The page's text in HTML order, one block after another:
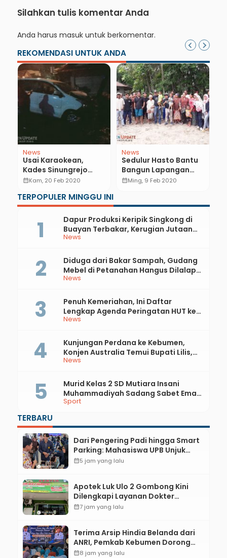
Silahkan tulis komentar Anda
Anda harus masuk untuk berkomentar.
REKOMENDASI UNTUK ANDA
News
Usai Karaokean,
Kades Sinungrejo
Tabrak Warga Hingga
Kronologinya
calendar_monthKam, 20 Feb 2020
News
Sedulur Hasto Bantu
Bangun Lapangan
Voli dan Poskamling
calendar_monthMing, 9 Feb 2020
TERPOPULER MINGGU INI
News
Dapur Produksi Keripik Singkong di
Buayan Terbakar, Kerugian Jutaan
Rupiah
News
Diduga dari Bakar Sampah, Gudang
Mebel di Petanahan Hangus Dilalap
Api
News
Penuh Kemeriahan, Ini Daftar
Lengkap Agenda Peringatan HUT ke-
81 RI dan Hari Jadi ke-397 Kabupaten
News
Kunjungan Perdana ke Kebumen,
Konjen Australia Temui Bupati Lilis,
Ini yang Dibahas
Sport
Murid Kelas 2 SD Mutiara Insani
Muhammadiyah Sadang Sabet Emas
dan Perak di Kejurda Tapak Suci
TERBARU
Dari Pengering Padi hingga Smart
Parking: Mahasiswa UPB Unjuk
Gigi Lewat Pameran CODEX 2
calendar_month5 jam yang lalu
Apotek Luk Ulo 2 Gombong Kini
Dilengkapi Layanan Dokter
Spesialis Anak
calendar_month7 jam yang lalu
Terima Arsip Hindia Belanda dari
ANRI, Pemkab Kebumen Dorong
Integrasi Sejarah, Geopark, dan
calendar_month8 jam yang lalu